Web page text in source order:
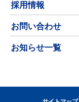
採用情報
お問い合わせ
お知らせ一覧